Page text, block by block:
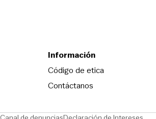
Información
Código de eticaOpens in new
Contáctanos
Opens in new window